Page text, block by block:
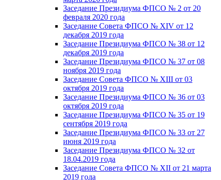
Заседание Президиума ФПСО № 2 от 20
февраля 2020 года
Заседание Совета ФПСО № XIV от 12
декабря 2019 года
Заседание Президиума ФПСО № 38 от 12
декабря 2019 года
Заседание Президиума ФПСО № 37 от 08
ноября 2019 года
Заседание Совета ФПСО № XIII от 03
октября 2019 года
Заседание Президиума ФПСО № 36 от 03
октября 2019 года
Заседание Президиума ФПСО № 35 от 19
сентября 2019 года
Заседание Президиума ФПСО № 33 от 27
июня 2019 года
Заседание Президиума ФПСО № 32 от
18.04.2019 года
Заседание Совета ФПСО № XII от 21 марта
2019 года